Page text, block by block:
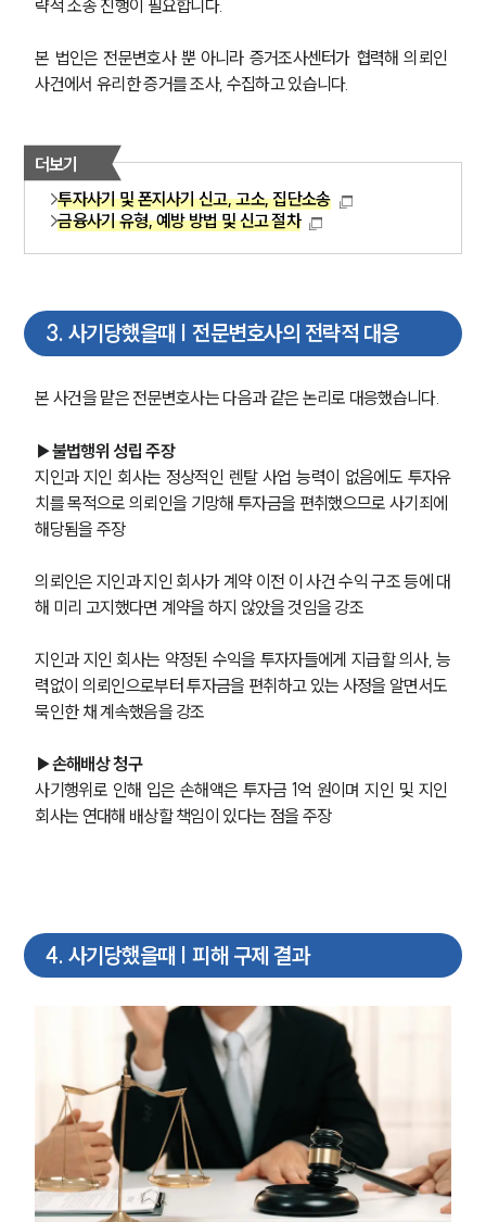
략적 소송 진행이 필요합니다.
본 법인은 전문변호사 뿐 아니라 증거조사센터가 협력해 의뢰인
사건에서 유리한 증거를 조사, 수집하고 있습니다.
더보기
투자사기 및 폰지사기 신고, 고소, 집단소송
금융사기 유형, 예방 방법 및 신고 절차
3. 사기당했을때 | 전문변호사의 전략적 대응
본 사건을 맡은 전문변호사는 다음과 같은 논리로 대응했습니다.
▶불법행위 성립 주장
지인과 지인 회사는 정상적인 렌탈 사업 능력이 없음에도 투자유
치를 목적으로 의뢰인을 기망해 투자금을 편취했으므로 사기죄에
해당됨을 주장
의뢰인은 지인과 지인 회사가 계약 이전 이 사건 수익 구조 등에 대
해 미리 고지했다면 계약을 하지 않았을 것임을 강조
지인과 지인 회사는 약정된 수익을 투자자들에게 지급할 의사, 능
력없이 의뢰인으로부터 투자금을 편취하고 있는 사정을 알면서도
묵인한 채 계속했음을 강조
▶손해배상 청구
사기행위로 인해 입은 손해액은 투자금 1억 원이며 지인 및 지인
회사는 연대해 배상할 책임이 있다는 점을 주장
4. 사기당했을때 | 피해 구제 결과